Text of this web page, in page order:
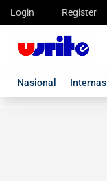
Login Register
Nasional